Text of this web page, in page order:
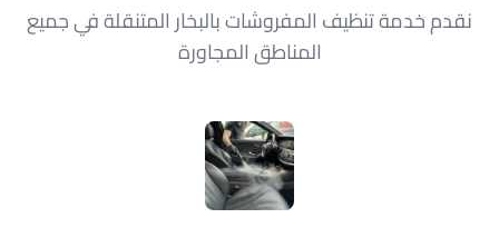
نقدم خدمة تنظيف المفروشات بالبخار المتنقلة في جميع
المناطق المجاورة